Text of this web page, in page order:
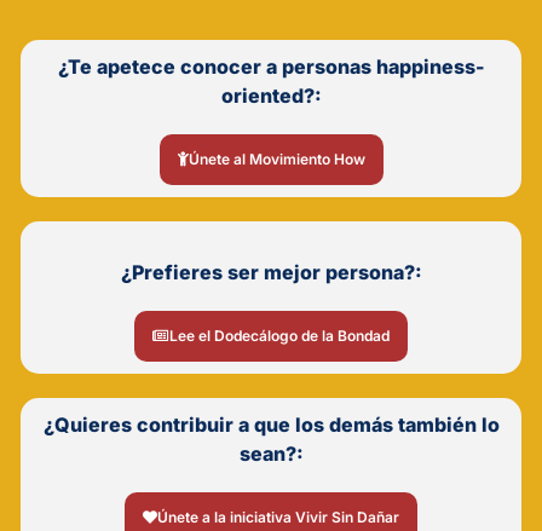
¿Te apetece conocer a personas happiness-
oriented?:
Únete al Movimiento How
¿Prefieres ser mejor persona?:
Lee el Dodecálogo de la Bondad
¿Quieres contribuir a que los demás también lo
sean?:
Únete a la iniciativa Vivir Sin Dañar